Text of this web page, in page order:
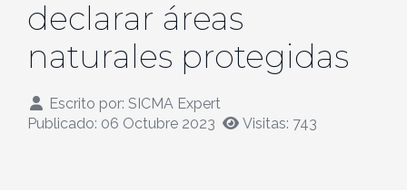
declarar áreas
naturales protegidas
Escrito por: SICMA Expert
Publicado: 06 Octubre 2023
Visitas: 743